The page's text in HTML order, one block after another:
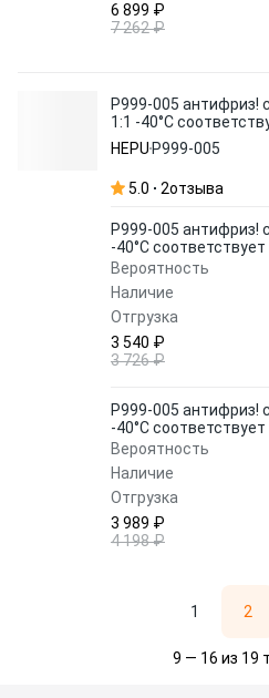
6 899 ₽
7 262 ₽
P999-005 антифриз!
1:1 -40°C
HEPU P999-005
5.0 2отзыва
P999-005 антифриз!
-40°C
Вероятность
Наличие
Отгрузка
3 540 ₽
3 726 ₽
P999-005 антифриз!
-40°C
Вероятность
Наличие
Отгрузка
3 989 ₽
4 198 ₽
1 2
9 — 16 из 19